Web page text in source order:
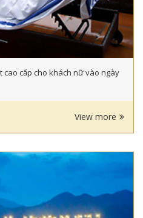
cao cấp cho khách nữ vào ngày
View more